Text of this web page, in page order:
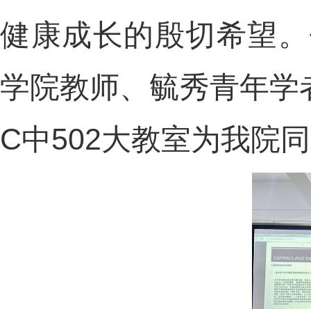
健康成长的殷切希望
学院教师、毓秀青年
C中502大教室为我院